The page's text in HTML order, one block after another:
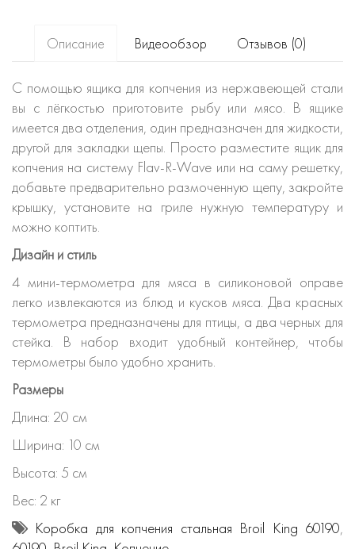
Описание Видеообзор Отзывов (0)
С помощью ящика для копчения из нержавеющей стали
вы с лёгкостью приготовите рыбу или мясо. В ящике
имеется два отделения, один предназначен для жидкости,
другой для закладки щепы. Просто разместите ящик для
копчения на систему Flav-R-Wave или на саму решетку,
добавьте предварительно размоченную щепу, закройте
крышку, установите на гриле нужную температуру и
можно коптить.
Дизайн и стиль
4 мини-термометра для мяса в силиконовой оправе
легко извлекаются из блюд и кусков мяса. Два красных
термометра предназначены для птицы, а два черных для
стейка. В набор входит удобный контейнер, чтобы
термометры было удобно хранить.
Размеры
Длина: 20 см
Ширина: 10 см
Высота: 5 см
Вес: 2 кг
Коробка для копчения стальная Broil King 60190,